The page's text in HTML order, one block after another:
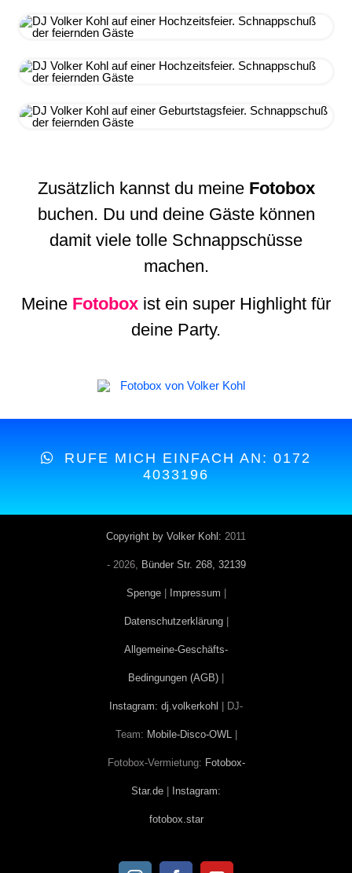
Zusätzlich kannst du meine Fotobox
buchen. Du und deine Gäste können
damit viele tolle Schnappschüsse
machen.
Meine Fotobox ist ein super Highlight für
deine Party.
RUFE MICH EINFACH AN: 0172
4033196
Copyright by Volker Kohl: 2011
- 2026, Bünder Str. 268, 32139
Spenge| Impressum
Datenschutzerklärung|
Allgemeine-Geschäfts-
Bedingungen (AGB)
Instagram: dj.volkerkohl | DJ-
Team: Mobile-Disco-OWL|
Fotobox-Vermietung: Fotobox-
Star.de Instagram:
fotobox.star